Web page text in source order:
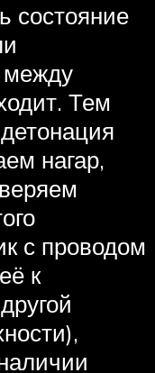
состояние
между
Тем
нагар,
с проводом
к